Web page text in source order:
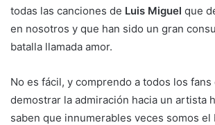
todas las canciones de Luis Miguel que
en nosotros y que han sido un gran
batalla llamada amor.
No es fácil, y comprendo a todos los fans
demostrar la admiración hacia un artista
saben que innumerables veces somos el